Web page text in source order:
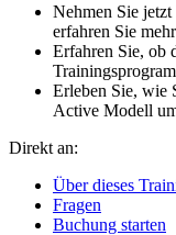
Nehmen Sie
erfahren Sie
Erfahren Sie, ob
Erleben Sie, wie
Active Modell
Direkt an:
Über dieses
Fragen
Buchung starten